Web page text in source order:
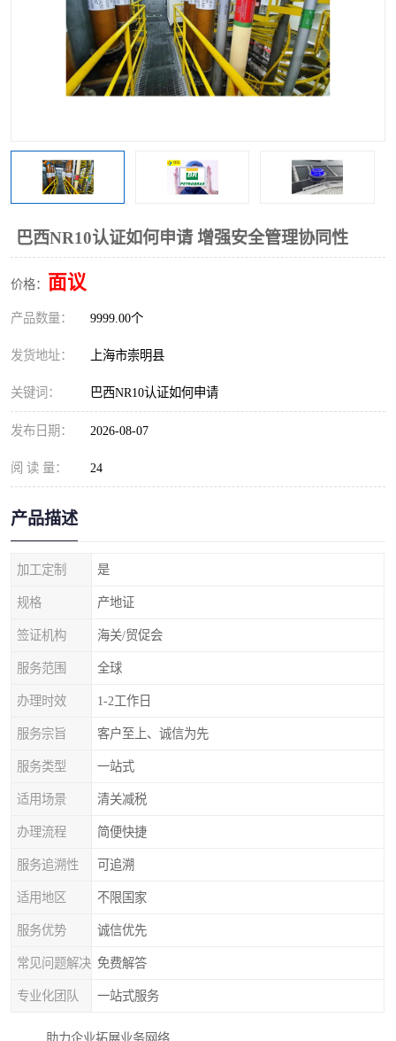
巴西NR10认证如何申请 增强安全管理协同性
价格： 面议
产品数量： 9999.00个
发货地址： 上海市崇明县
关键词： 巴西NR10认证如何申请
发布日期： 2026-08-07
阅 读 量： 24
产品描述
加工定制 是
规格 产地证
签证机构 海关/贸促会
服务范围 全球
办理时效 1-2工作日
服务宗旨 客户至上、诚信为先
服务类型 一站式
适用场景 清关减税
办理流程 简便快捷
服务追溯性 可追溯
适用地区 不限国家
服务优势 诚信优先
常见问题解决 免费解答
专业化团队 一站式服务